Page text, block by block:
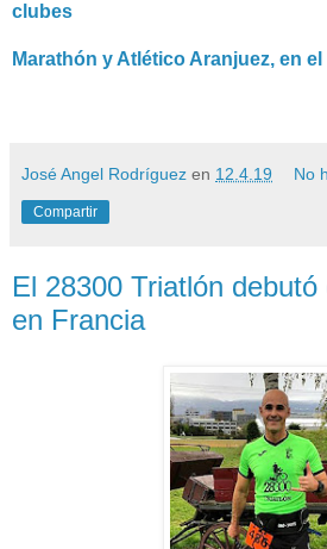
clubes
Marathón y Atlético Aranjuez, en
José Angel Rodríguez en 12.4.19 No
Compartir
El 28300 Triatlón
en Francia